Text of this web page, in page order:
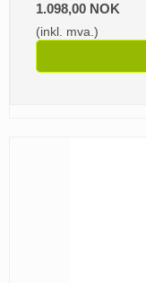
1.098,00 NOK
(inkl. mva.)